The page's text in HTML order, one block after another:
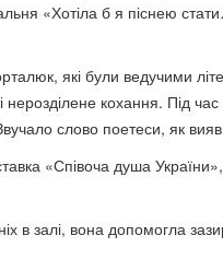
«Хотіла б я піснею
які були ведучими
кохання. Під
слово поетеси, як
«Співоча душа
в залі, вона допомогла